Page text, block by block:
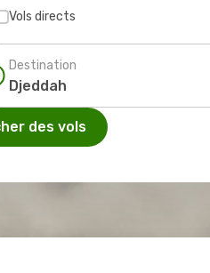
Vols directs
Destination
des vols